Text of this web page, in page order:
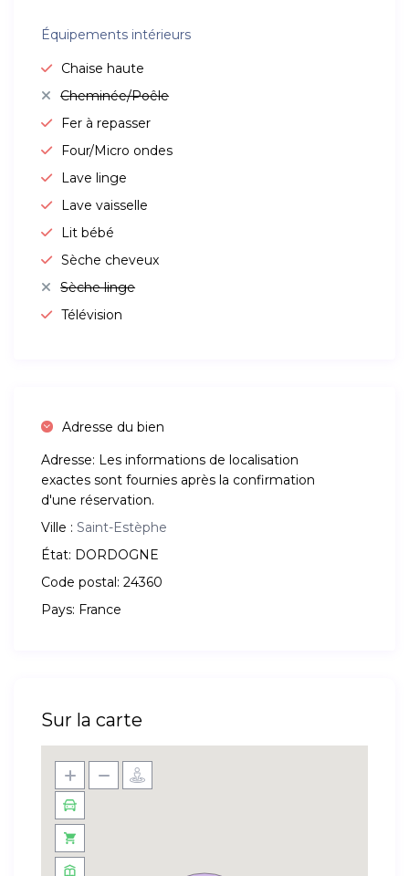
Équipements intérieurs
Chaise haute
Cheminée/Poêle
Fer à repasser
Four/Micro ondes
Lave linge
Lave vaisselle
Lit bébé
Sèche cheveux
Sèche linge
Télévision
Adresse du bien
Adresse: Les informations de localisation
exactes sont fournies après la confirmation
d'une réservation.
Ville : Saint-Estèphe
État: DORDOGNE
Code postal: 24360
Pays: France
Sur la carte